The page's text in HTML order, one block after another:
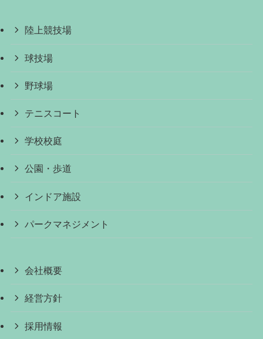
陸上競技場
球技場
野球場
テニスコート
学校校庭
公園・歩道
インドア施設
パークマネジメント
会社概要
経営方針
採用情報